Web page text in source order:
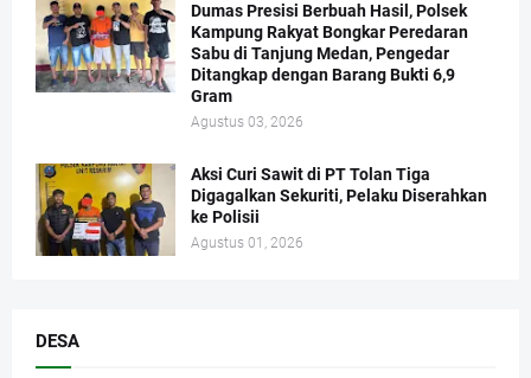
Dumas Presisi Berbuah Hasil, Polsek
Kampung Rakyat Bongkar Peredaran
Sabu di Tanjung Medan, Pengedar
Ditangkap dengan Barang Bukti 6,9
Gram
Agustus 03, 2026
Aksi Curi Sawit di PT Tolan Tiga
Digagalkan Sekuriti, Pelaku Diserahkan
ke Polisii
Agustus 01, 2026
DESA